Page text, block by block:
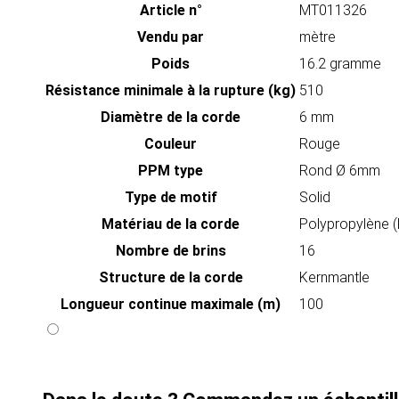
Article n°
MT011326
Vendu par
mètre
Poids
16.2 gramme
Résistance minimale à la rupture (kg) 510
Diamètre de la corde
6 mm
Couleur
Rouge
PPM type
Rond Ø 6mm
Type de motif
Solid
Matériau de la corde
Polypropylène
Nombre de brins
16
Structure de la corde
Kernmantle
Longueur continue maximale (m)
100